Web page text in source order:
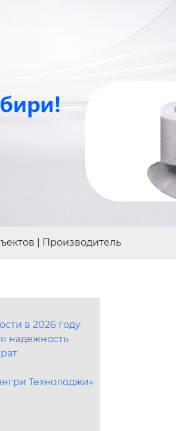
| Производитель
в 2026 году
надежность
Технолоджи»